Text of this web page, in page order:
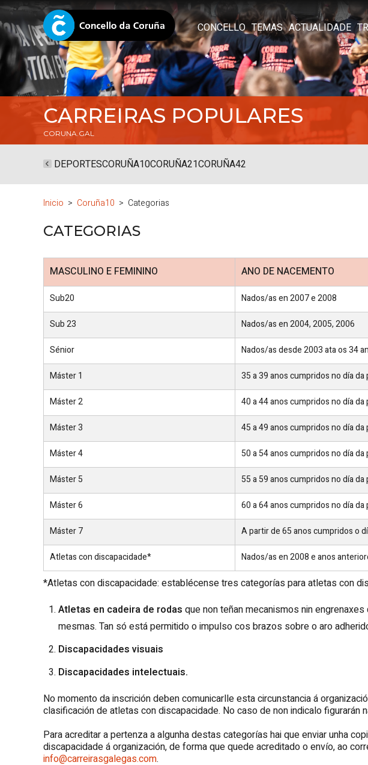
CONCELLO TEMAS ACTUALIDADE
CARREIRAS POPULARES
CORUNA.GAL
DEPORTESCORUÑA10CORUÑA21CORUÑA42
Inicio Coruña10 Categorias
CATEGORIAS
MASCULINO E FEMININO ANO DE NACEMENTO
Sub20 Nados/as en 2007 e 2008
Sub 23 Nados/as en 2004, 2005, 2006
Sénior Nados/as desde 2003 ata os 34
Máster 1 35 a 39 anos cumpridos no día da
Máster 2 40 a 44 anos cumpridos no día da
Máster 3 45 a 49 anos cumpridos no día da
Máster 4 50 a 54 anos cumpridos no día da
Máster 5 55 a 59 anos cumpridos no día da
Máster 6 60 a 64 anos cumpridos no día da
Máster 7 A partir de 65 anos cumpridos o
Atletas con discapacidade* Nados/as en 2008 e anos
*Atletas con discapacidade: establécense tres categorías para atletas con
Atletas en cadeira de rodas que non teñan mecanismos nin
mesmas. Tan só está permitido o impulso cos brazos sobre o aro
Discapacidades visuais
Discapacidades intelectuais.
No momento da inscrición deben comunicarlle esta circunstancia á
clasificación de atletas con discapacidade. No caso de non indicalo figurarán
Para acreditar a pertenza a algunha destas categorías hai que enviar unha
discapacidade á organización, de forma que quede acreditado o envío, ao
info@carreirasgalegas.com.